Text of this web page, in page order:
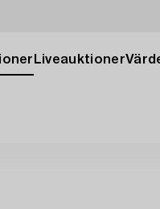
Liveauktioner